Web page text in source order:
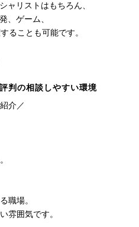
ャリストはもちろん、
、ゲーム、
ることも可能です。
判の相談しやすい環境
介／
職場。
雰囲気です。